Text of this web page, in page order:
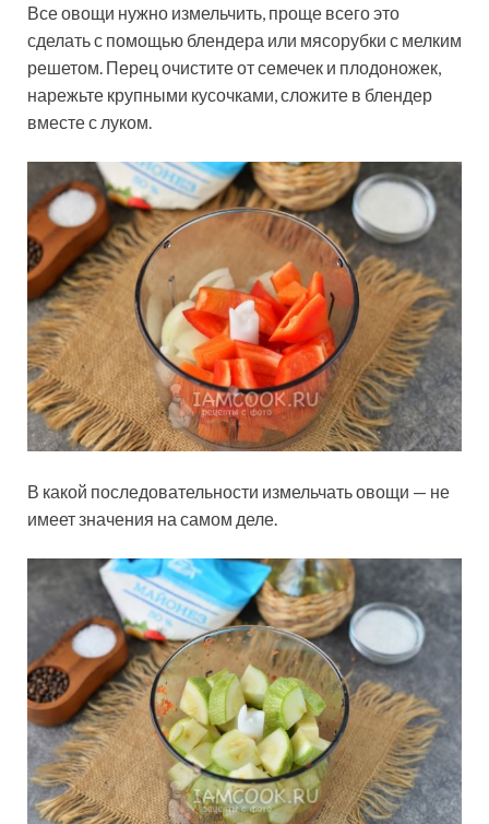
Все овощи нужно измельчить, проще всего это
сделать с помощью блендера или мясорубки с мелким
решетом. Перец очистите от семечек и плодоножек,
нарежьте крупными кусочками, сложите в блендер
вместе с луком.
В какой последовательности измельчать овощи — не
имеет значения на самом деле.